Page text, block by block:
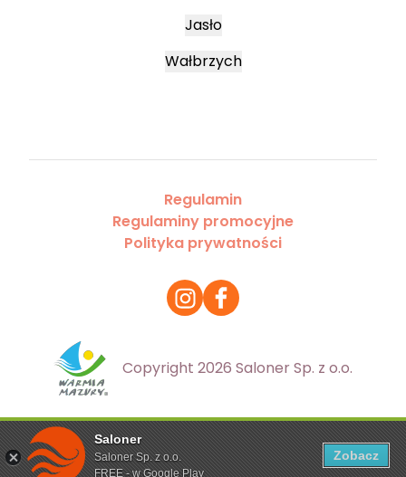
Saloner
Saloner Sp. z o.o.
FREE - w Google Play
Zobacz
Ta strona korzysta z plików cookies. Aby dowiedzieć się
więcej zapoznaj się zpolityką prywatności
Jasło
Wałbrzych
Regulamin
Regulaminy promocyjne
Polityka prywatności
Copyright 2026 Saloner Sp. z o.o.